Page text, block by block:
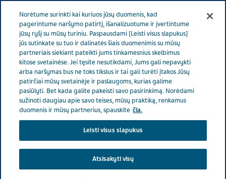
Lithuania Produktai Preparatų katalogas
Terbinafin-
ratiopharm 10 mg/g kremas
Terbinafin-ratiopharm 10
mg/g kremas
Norėtume surinkti kai kuriuos jūsų duomenis, kad
pagerintume naršymo patirtį, išanalizuotume ir įvertintume
jūsų ryšį su mūsų turiniu. Paspausdami [Leisti visus slapukus]
jūs sutinkate su tuo ir dalinatės šiais duomenimis su mūsų
partneriais siekiant pateikti jums tinkamesnius skelbimus
kitose svetainėse. Jei tęsite nesutikdami, Jums gali nepavykti
arba naršymas bus ne toks tikslus ir tai gali turėti įtakos Jūsų
patirčiai mūsų svetainėje ir paslaugoms, kurias galime
pasiūlyti. Bet kada galite pakeisti savo pasirinkimą. Norėdami
sužinoti daugiau apie savo teises, mūsų praktiką, renkamus
duomenis ir mūsų partnerius, spauskite čia.
Leisti visus slapukus
Atsisakyti visų